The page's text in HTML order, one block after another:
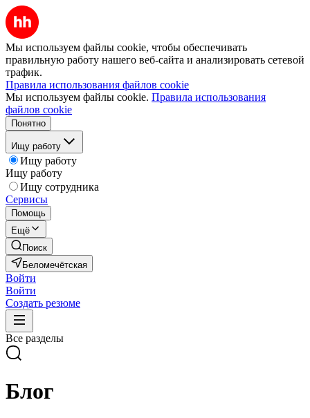
Мы используем файлы cookie, чтобы обеспечивать
правильную работу нашего веб-сайта и анализировать сетевой
трафик.
Правила использования файлов cookie
Мы используем файлы cookie. Правила использования
файлов cookie
Понятно
Ищу работу
Ищу работу
Ищу работу
Ищу сотрудника
Сервисы
Помощь
Ещё
Поиск
Беломечётская
Войти
Войти
Создать резюме
Все разделы
Блог